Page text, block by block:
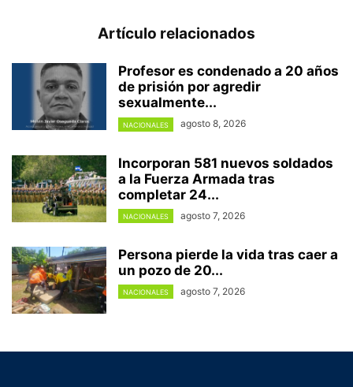
Artículo relacionados
Profesor es condenado a 20 años
de prisión por agredir
sexualmente...
NACIONALES agosto 8, 2026
Incorporan 581 nuevos soldados
a la Fuerza Armada tras
completar 24...
NACIONALES agosto 7, 2026
Persona pierde la vida tras caer a
un pozo de 20...
NACIONALES agosto 7, 2026